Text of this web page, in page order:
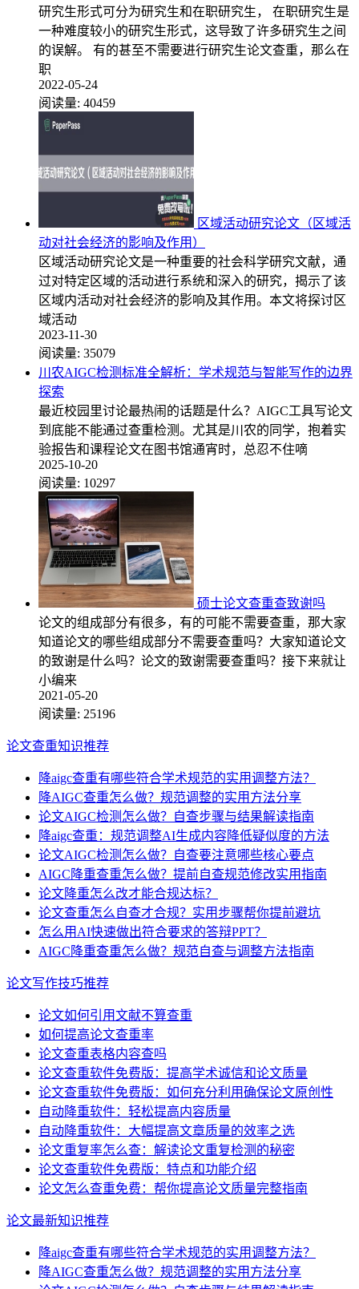
研究生形式可分为研究生和在职研究生， 在职研究生是
一种难度较小的研究生形式，这导致了许多研究生之间
的误解。 有的甚至不需要进行研究生论文查重，那么在
职
2022-05-24
阅读量: 40459
区域活动研究论文（区域活
动对社会经济的影响及作用）
区域活动研究论文是一种重要的社会科学研究文献，通
过对特定区域的活动进行系统和深入的研究，揭示了该
区域内活动对社会经济的影响及其作用。本文将探讨区
域活动
2023-11-30
阅读量: 35079
川农AIGC检测标准全解析：学术规范与智能写作的边界
探索
最近校园里讨论最热闹的话题是什么？AIGC工具写论文
到底能不能通过查重检测。尤其是川农的同学，抱着实
验报告和课程论文在图书馆通宵时，总忍不住嘀
2025-10-20
阅读量: 10297
硕士论文查重查致谢吗
论文的组成部分有很多，有的可能不需要查重，那大家
知道论文的哪些组成部分不需要查重吗？大家知道论文
的致谢是什么吗？论文的致谢需要查重吗？接下来就让
小编来
2021-05-20
阅读量: 25196
论文查重知识推荐
降aigc查重有哪些符合学术规范的实用调整方法？
降AIGC查重怎么做？规范调整的实用方法分享
论文AIGC检测怎么做？自查步骤与结果解读指南
降aigc查重：规范调整AI生成内容降低疑似度的方法
论文AIGC检测怎么做？自查要注意哪些核心要点
AIGC降重查重怎么做？提前自查规范修改实用指南
论文降重怎么改才能合规达标？
论文查重怎么自查才合规？实用步骤帮你提前避坑
怎么用AI快速做出符合要求的答辩PPT？
AIGC降重查重怎么做？规范自查与调整方法指南
论文写作技巧推荐
论文如何引用文献不算查重
如何提高论文查重率
论文查重表格内容查吗
论文查重软件免费版：提高学术诚信和论文质量
论文查重软件免费版：如何充分利用确保论文原创性
自动降重软件：轻松提高内容质量
自动降重软件：大幅提高文章质量的效率之选
论文重复率怎么查：解读论文重复检测的秘密
论文查重软件免费版：特点和功能介绍
论文怎么查重免费：帮你提高论文质量完整指南
论文最新知识推荐
降aigc查重有哪些符合学术规范的实用调整方法？
降AIGC查重怎么做？规范调整的实用方法分享